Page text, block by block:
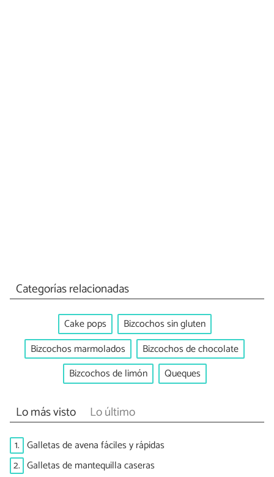
Categorías relacionadas
Cake pops
Bizcochos sin gluten
Bizcochos marmolados
Bizcochos de chocolate
Bizcochos de limón
Queques
Lo más visto Lo último
1. Galletas de avena fáciles y rápidas
2. Galletas de mantequilla caseras